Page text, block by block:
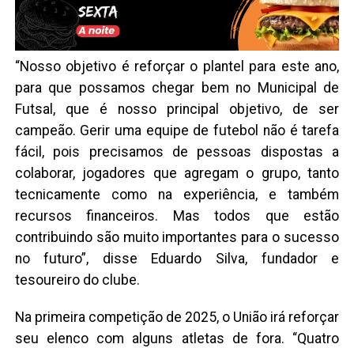
“Nosso objetivo é reforçar o plantel para este ano,
para que possamos chegar bem no Municipal de
Futsal, que é nosso principal objetivo, de ser
campeão. Gerir uma equipe de futebol não é tarefa
fácil, pois precisamos de pessoas dispostas a
colaborar, jogadores que agregam o grupo, tanto
tecnicamente como na experiência, e também
recursos financeiros. Mas todos que estão
contribuindo são muito importantes para o sucesso
no futuro”, disse Eduardo Silva, fundador e
tesoureiro do clube.
Na primeira competição de 2025, o União irá reforçar
seu elenco com alguns atletas de fora. “Quatro